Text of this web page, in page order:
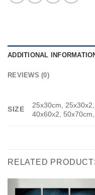
ADDITIONAL
REVIEWS (0)
SIZE
25x30cm,
40x60x2,
RELATED